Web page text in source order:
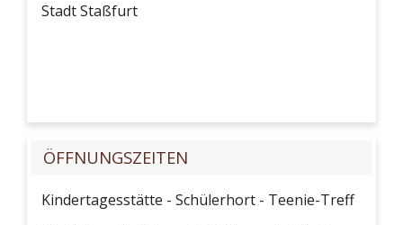
Stadt Staßfurt
ÖFFNUNGSZEITEN
Kindertagesstätte - Schülerhort - Teenie-Treff